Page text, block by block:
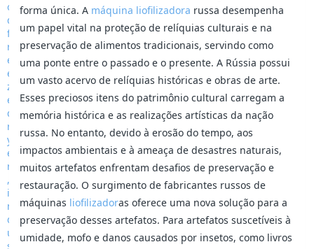
forma única. A máquina liofilizadora russa desempenha
um papel vital na proteção de relíquias culturais e na
preservação de alimentos tradicionais, servindo como
uma ponte entre o passado e o presente. A Rússia possui
um vasto acervo de relíquias históricas e obras de arte.
Esses preciosos itens do patrimônio cultural carregam a
memória histórica e as realizações artísticas da nação
russa. No entanto, devido à erosão do tempo, aos
impactos ambientais e à ameaça de desastres naturais,
muitos artefatos enfrentam desafios de preservação e
restauração. O surgimento de fabricantes russos de
máquinas liofilizadoras oferece uma nova solução para a
preservação desses artefatos. Para artefatos suscetíveis à
umidade, mofo e danos causados por insetos, como livros